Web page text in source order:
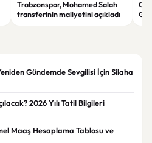
Trabzonspor, Mohamed Salah
transferinin maliyetini açıkladı
Gündemde Sevgilisi İçin Silaha
2026 Yılı Tatil Bilgileri
Maaş Hesaplama Tablosu ve